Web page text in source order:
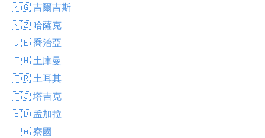
🇰🇬 吉爾吉斯
🇰🇿 哈薩克
🇬🇪 喬治亞
🇹🇲 土庫曼
🇹🇷 土耳其
🇹🇯 塔吉克
🇧🇩 孟加拉
🇱🇦 寮國